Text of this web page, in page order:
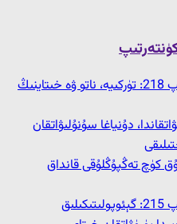
خەلقئارا ۋەزىيەت ۋە كۈنتەرتىپ 218: تۈركىيە، ناتو ۋە خىتاينىڭ
دۇنياغا سۇنۇلىۋاتقان
كۈچ تەڭپۇڭلۇقى قانداق
خەلقئارا ۋەزىيەت ۋە كۈنتەرتىپ 215: گېئوپولىتىكىلىق